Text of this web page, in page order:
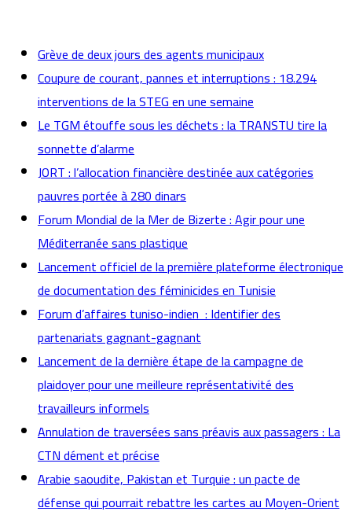
Grève de deux jours des agents municipaux
Coupure de courant, pannes et interruptions : 18.294
interventions de la STEG en une semaine
Le TGM étouffe sous les déchets : la TRANSTU tire la
sonnette d’alarme
JORT : l’allocation financière destinée aux catégories
pauvres portée à 280 dinars
Forum Mondial de la Mer de Bizerte : Agir pour une
Méditerranée sans plastique
Lancement officiel de la première plateforme électronique
de documentation des féminicides en Tunisie
Forum d’affaires tuniso-indien : Identifier des
partenariats gagnant-gagnant
Lancement de la dernière étape de la campagne de
plaidoyer pour une meilleure représentativité des
travailleurs informels
Annulation de traversées sans préavis aux passagers : La
CTN dément et précise
Arabie saoudite, Pakistan et Turquie : un pacte de
défense qui pourrait rebattre les cartes au Moyen-Orient